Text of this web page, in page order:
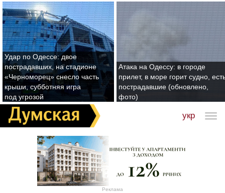
Удар по Одессе: двое
пострадавших, на стадионе
«Черноморец» снесло часть
крыши, субботняя игра
под угрозой
Атака на Одессу: в городе
прилет, в море горит судно,
пострадавшие (обновлено,
фото)
укр
Реклама